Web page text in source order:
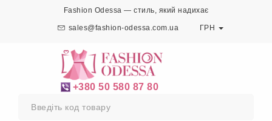
Fashion Odessa — стиль, який надихає
sales@fashion-odessa.com.ua ГРН
+380 50 580 87 80